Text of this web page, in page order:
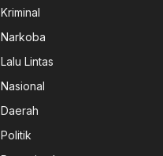
Kriminal
Narkoba
Lalu Lintas
Nasional
Daerah
Politik